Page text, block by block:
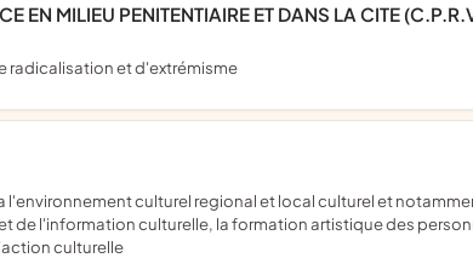
EN MILIEU PENITENTIAIRE ET DANS LA CITE
radicalisation et d'extrémisme
de l'information culturelle, la formation artistique des
culturelle